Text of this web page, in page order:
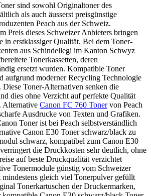
sind sowohl Originaltoner des
als auch äusserst preisgünstige
Peach aus der Schweiz.
Preis dieses Schweizer Anbieters bringen
in erstklassiger Qualität. Bei dem Toner-
aus Schindellegi im Kanton Schwyz
Tonerkassetten, deren
ersetzt wurden. Kompatible Toner
aufgrund moderner Recycling Technologie
Diese Toner-Alternativen senken die
dies ohne Verzicht auf perfekte Qualität
Alternative Canon FC 760 Tonervon Peach
Ausdrucke von Texten und Grafiken.
Toner ist bei Peach selbstverständlich
Canon E30 Toner schwarz/black zu
schwarz, kompatibel zum Canon E30
die Druckkosten sehr deutlich, ohne
auf beste Druckqualität verzichtet
Tonermodule günstig vom Schweizer
mindestens gleich viel Tonerpulver gefüllt
Tonerkartuschen der Druckermarken,